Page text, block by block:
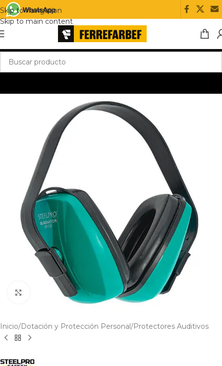
Skip to navigation
Skip to main content
Click to enlarge
Inicio/Dotación y Protección Personal/Protectores Auditivos